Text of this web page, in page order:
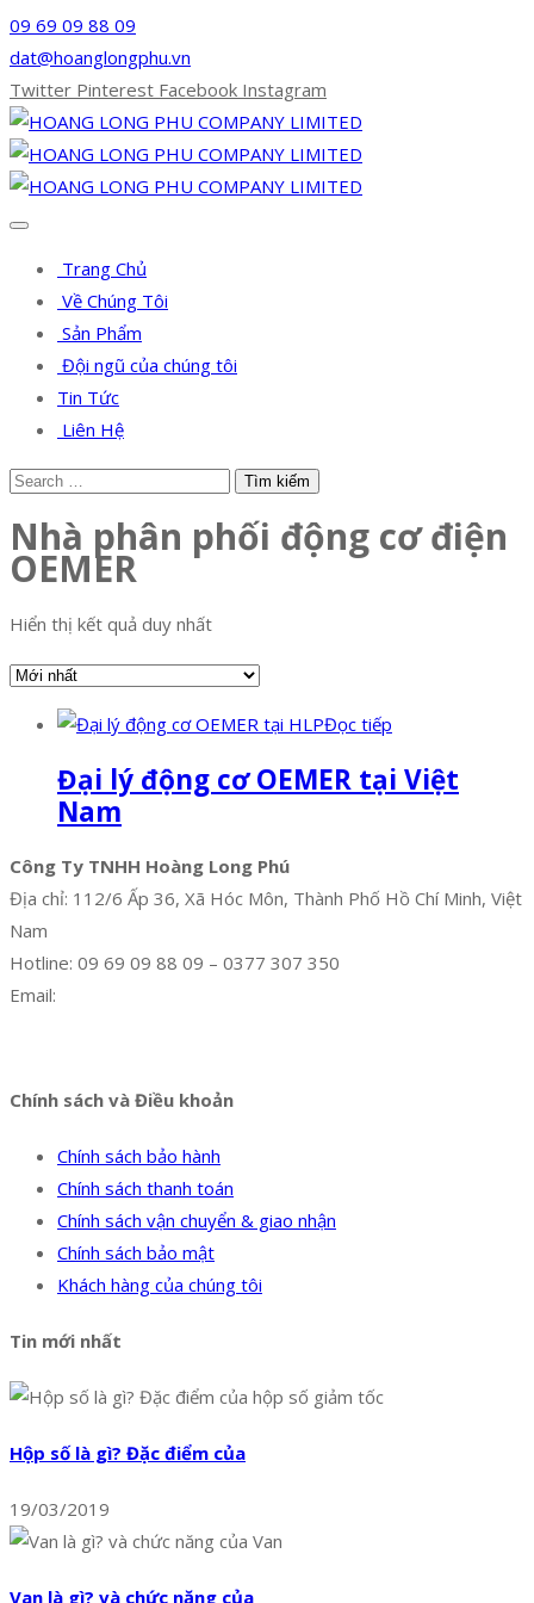
09 69 09 88 09
dat@hoanglongphu.vn
Twitter Pinterest Facebook Instagram
Trang Chủ
Về Chúng Tôi
Sản Phẩm
Đội ngũ của chúng tôi
Tin Tức
Liên Hệ
Nhà phân phối động cơ điện
OEMER
Hiển thị kết quả duy nhất
Đọc tiếp
Đại lý động cơ OEMER tại Việt
Nam
Công Ty TNHH Hoàng Long Phú
Địa chỉ: 112/6 Ấp 36, Xã Hóc Môn, Thành Phố Hồ Chí Minh, Việt
Nam
Hotline: 09 69 09 88 09 – 0377 307 350
Email:
Chính sách và Điều khoản
Chính sách bảo hành
Chính sách thanh toán
Chính sách vận chuyển & giao nhận
Chính sách bảo mật
Khách hàng của chúng tôi
Tin mới nhất
Hộp số là gì? Đặc điểm của
19/03/2019
Van là gì? và chức năng của